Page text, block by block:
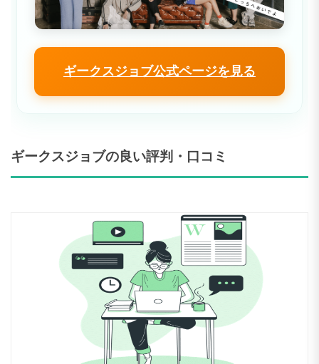
ギークスジョブ公式ページを見る
ギークスジョブの良い評判・口コミ